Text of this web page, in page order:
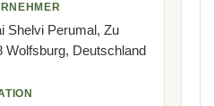
Shelvi Perumal, Zu
Wolfsburg, Deutschland